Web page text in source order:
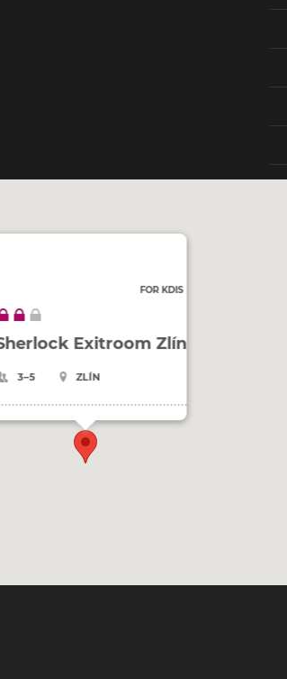
FOR KDIS
Exitroom Zlín
3–5 ZLÍN